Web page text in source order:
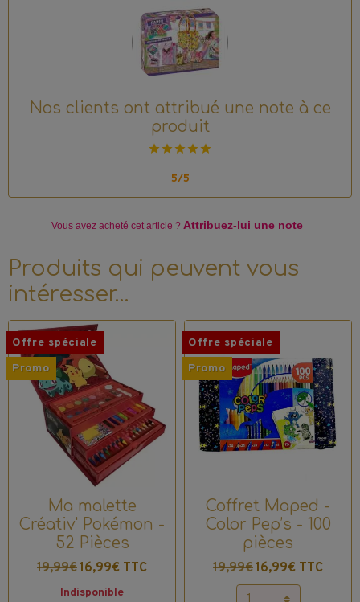
Nos clients ont attribué une note à ce
produit
5/5
Vous avez acheté cet article ? Attribuez-lui une note
Produits qui peuvent vous
intéresser…
Offre spéciale
Promo
Ma malette
Créativ' Pokémon -
52 Pièces
19,99€16,99€ TTC
Indisponible
Offre spéciale
Promo
Coffret Maped -
Color Pep’s - 100
pièces
19,99€16,99€ TTC